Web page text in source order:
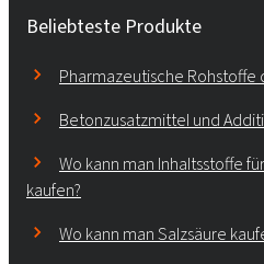
Beliebteste Produkte
Pharmazeutische Rohstoffe
Betonzusatzmittel und
Wo kann man Inhaltsstoffe
kaufen?
Wo kann man Salzsäure